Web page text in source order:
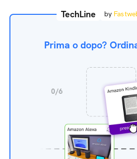
TechLine by
Prima o dopo?